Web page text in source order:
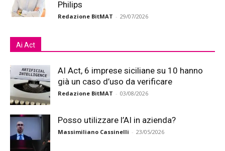
Philips
Redazione BitMAT - 29/07/2026
Ai Act
AI Act, 6 imprese siciliane su 10 hanno
già un caso d’uso da verificare
Redazione BitMAT - 03/08/2026
Posso utilizzare l’AI in azienda?
Massimiliano Cassinelli - 23/05/2026